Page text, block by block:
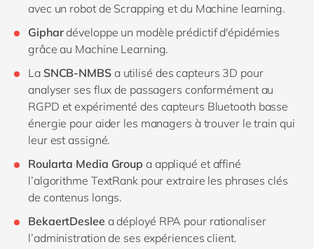
avec un robot de Scrapping et du Machine learning.
Giphardéveloppe un modèle prédictif d'épidémies
grâce au Machine Learning.
LaSNCB-NMBS a utilisé des capteurs 3D pour
analyser ses flux de passagers conformément au
RGPD et expérimenté des capteurs Bluetooth basse
énergie pour aider les managers à trouver le train qui
leur est assigné.
Roularta Media Group a appliqué et affiné
l’algorithme TextRank pour extraire les phrases clés
de contenus longs.
BekaertDeslee a déployé RPA pour rationaliser
l’administration de ses expériences client.